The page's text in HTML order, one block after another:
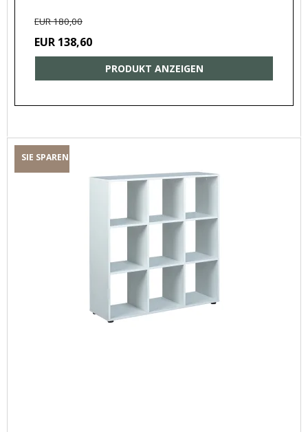
EUR 180,00
EUR 138,60
PRODUKT ANZEIGEN
SIE SPAREN